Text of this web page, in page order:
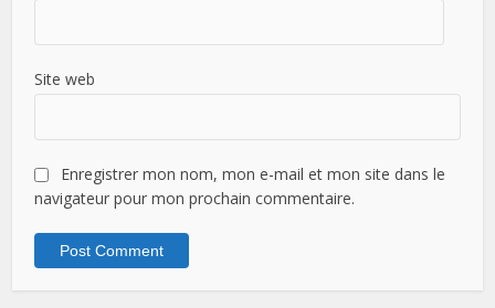
Site web
Enregistrer mon nom, mon e-mail et mon site dans le
navigateur pour mon prochain commentaire.